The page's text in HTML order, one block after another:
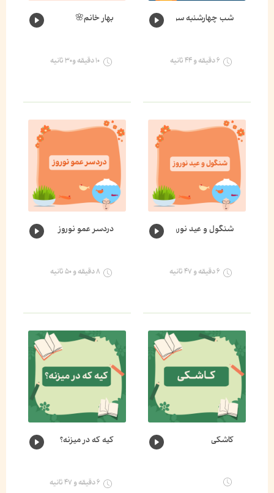
شب چهارشنبه سوری
۶ دقیقه و ۴۴ ثانیه
بهار خانم🌸
۱۰ دقیقه و۳۰ ثانیه
شنگول و عید نوروز
۶ دقیقه و ۴۷ ثانیه
دردسر عمو نوروز
۸ دقیقه و ۵۰ ثانیه
کاشکی کیه که در میزنه؟
۶ دقیقه و ۴۷ ثانیه